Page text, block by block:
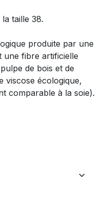
taille 38.
produite par une
une fibre artificielle
de bois et de
viscose écologique,
comparable à la soie).